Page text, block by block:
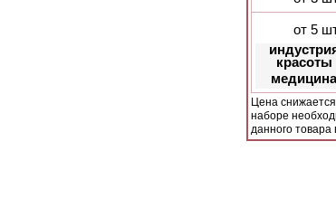
от 5
красоты
медицина
Цена
наборе
данного товара